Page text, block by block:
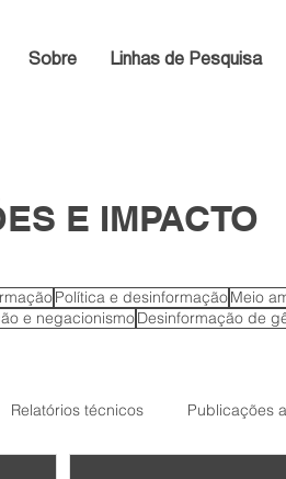
Sobre Linhas de Pesquisa
E IMPACTO
Política e desinformaçãoMeio
e negacionismoDesinformação de
Relatórios técnicos Publicações